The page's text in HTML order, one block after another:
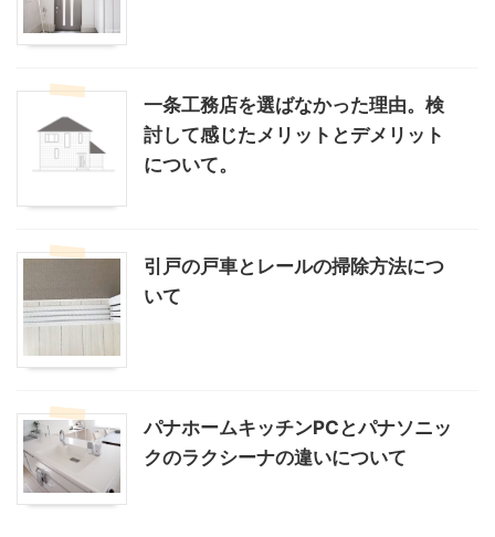
一条工務店を選ばなかった理由。検
討して感じたメリットとデメリット
について。
引戸の戸車とレールの掃除方法につ
いて
パナホームキッチンPCとパナソニッ
クのラクシーナの違いについて